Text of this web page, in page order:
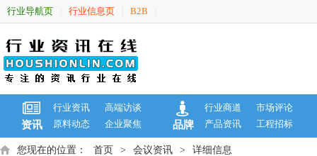
行业导航页 行业信息页 B2B
资讯
行业资讯
高端访谈
原料动态
企业聚焦 品牌
行业商道
市场评论
产品资讯
工程招标
您现在的位置： 首页 > 会议资讯 > 详细信息